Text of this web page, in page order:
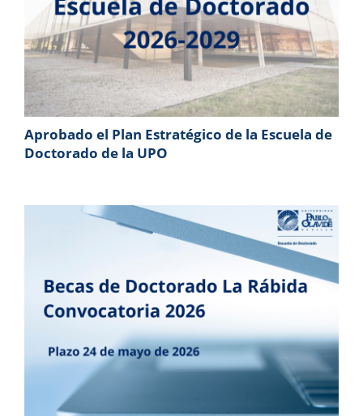
Aprobado el Plan Estratégico de la Escuela de
Doctorado de la UPO